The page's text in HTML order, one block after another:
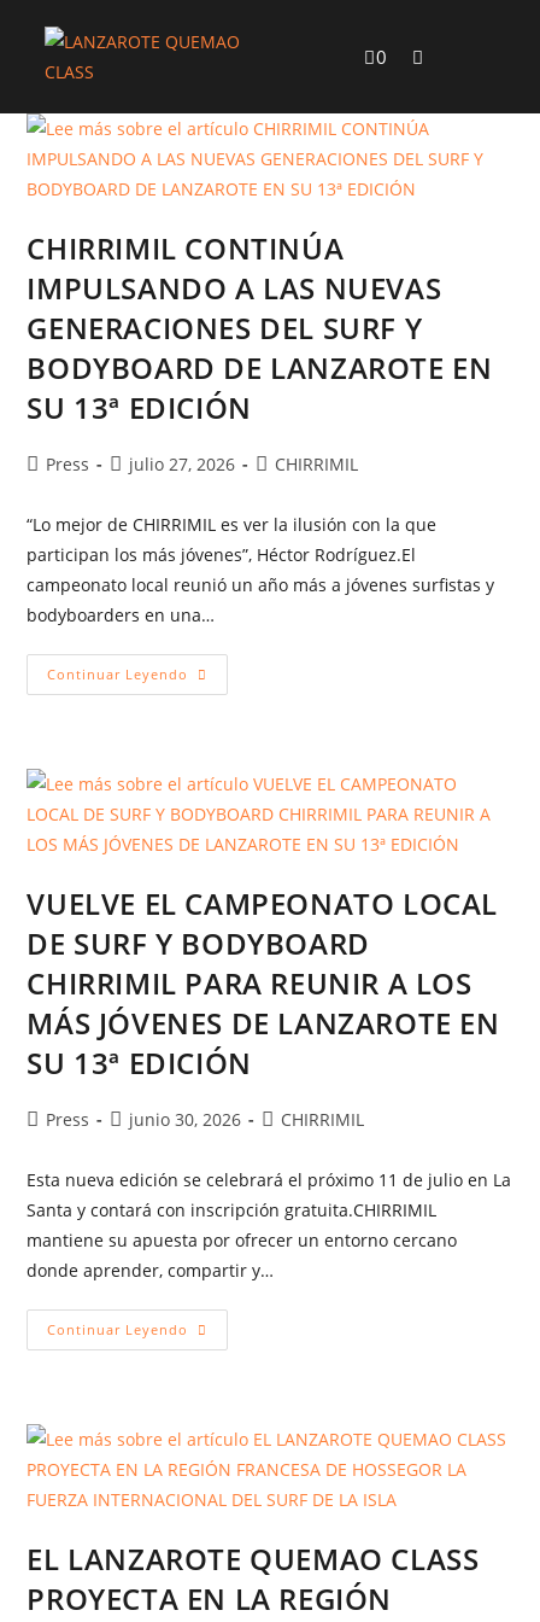
0
CHIRRIMIL CONTINÚA
IMPULSANDO A LAS NUEVAS
GENERACIONES DEL SURF Y
BODYBOARD DE LANZAROTE EN
SU 13ª EDICIÓN
Press julio 27, 2026 CHIRRIMIL
“Lo mejor de CHIRRIMIL es ver la ilusión con la que
participan los más jóvenes”, Héctor Rodríguez.El
campeonato local reunió un año más a jóvenes surfistas y
bodyboarders en una…
Continuar Leyendo
VUELVE EL CAMPEONATO LOCAL
DE SURF Y BODYBOARD
CHIRRIMIL PARA REUNIR A LOS
MÁS JÓVENES DE LANZAROTE EN
SU 13ª EDICIÓN
Press junio 30, 2026 CHIRRIMIL
Esta nueva edición se celebrará el próximo 11 de julio en La
Santa y contará con inscripción gratuita.CHIRRIMIL
mantiene su apuesta por ofrecer un entorno cercano
donde aprender, compartir y…
Continuar Leyendo
EL LANZAROTE QUEMAO CLASS
PROYECTA EN LA REGIÓN